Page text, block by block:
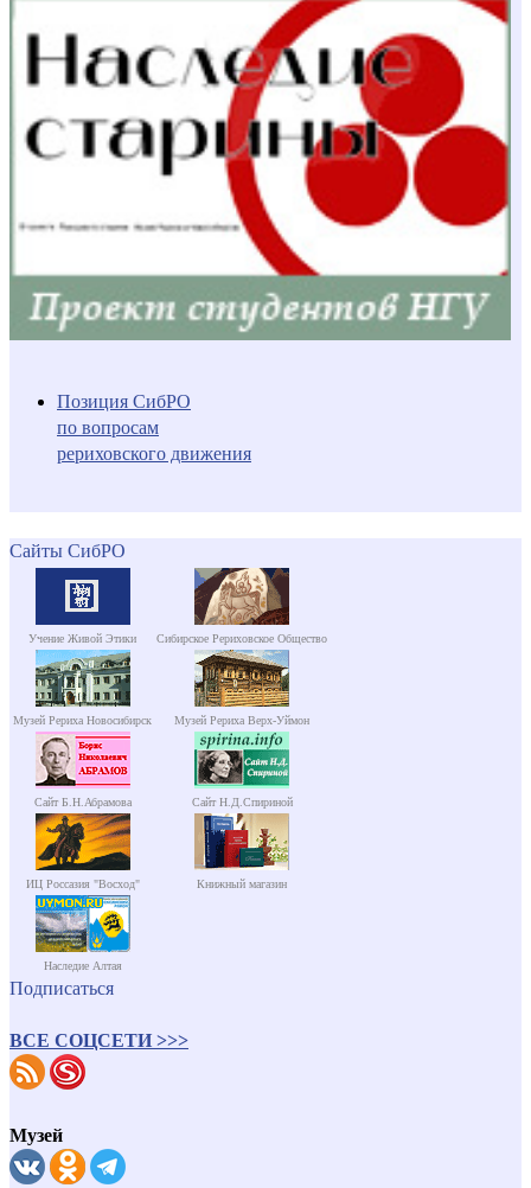
Позиция СибРО
по вопросам
рериховского движения
Сайты СибРО
Учение Живой Этики Сибирское Рериховское Общество
Музей Рериха Новосибирск Музей Рериха Верх-Уймон
Сайт Б.Н.Абрамова Сайт Н.Д.Спириной
ИЦ Россазия "Восход" Книжный магазин
Наследие Алтая
Подписаться
ВСЕ СОЦСЕТИ >>>
Музей